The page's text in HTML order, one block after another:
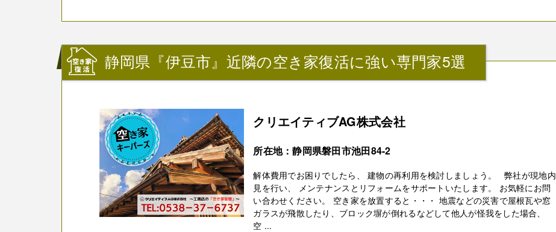
静岡県『伊豆市』近隣の空き家復活に強い専門家5選
クリエイティブAG株式会社
所在地：静岡県磐田市池田84-2
解体費用でお困りでしたら、 建物の再利用を検討しましょう。 弊社が現地内
見を行い、 メンテナンスとリフォームをサポートいたします。 お気軽にお問
い合わせください。 空き家を放置すると・・・ 地震などの災害で屋根瓦や窓
ガラスが飛散したり、ブロック塀が倒れるなどして他人が怪我をした場合、
空 ...